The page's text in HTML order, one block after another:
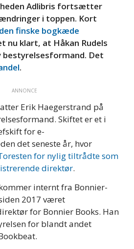
Adlibris fortsætter
i toppen. Kort
finske bogkæde
nu klart, at Håkan Rudels
bestyrelsesformand. Det
.
ANNONCE
Erik Haegerstrand på
Skiftet er et i
for e-
det seneste år, hvor
for nylig tiltrådte som
direktør.
internt fra Bonnier-
2017 været
for Bonnier Books. Han
for blandt andet